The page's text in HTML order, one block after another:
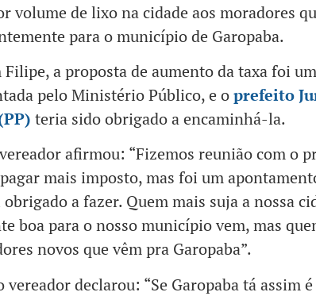
volume de lixo na cidade aos moradores
para o município de Garopaba.
Filipe, a proposta de aumento da taxa foi
pelo Ministério Público, e oprefeito
teria sido obrigado a encaminhá-la.
afirmou: “Fizemos reunião com o
mais imposto, mas foi um
a fazer. Quem mais suja a nossa
boa para o nosso município vem, mas
novos que vêm pra Garopaba”.
declarou: “Se Garopaba tá assim